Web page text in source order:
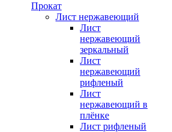
Прокат
Лист нержавеющий
Лист
нержавеющий
зеркальный
Лист
нержавеющий
рифленый
Лист
нержавеющий в
плёнке
Лист рифленый